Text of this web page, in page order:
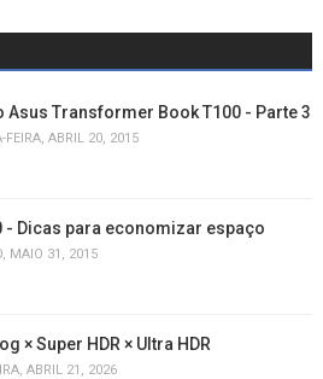
Asus Transformer Book T100 - Parte 3
FEIRA, ABRIL 20, 2015
- Dicas para economizar espaço
MAIO 31, 2015
× Super HDR × Ultra HDR
ABRIL 21, 2026